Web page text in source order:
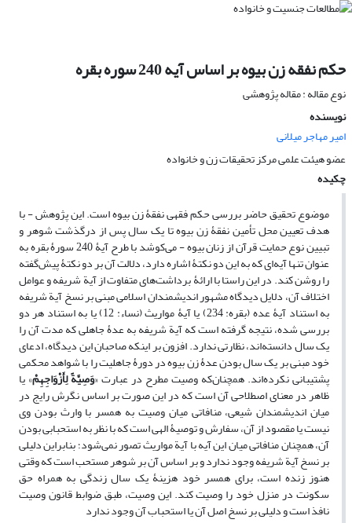
حکم نفقه زن بیوه بر اساس آیه 240 سوره بقره
نوع مقاله : مقاله پژوهشی
نویسنده
امیر مهاجر میلانی
عضو هیئت علمی مرکز تحقیقات زن و خانواده
چکیده
موضوع تحقیق حاضر بررسی حکم فقهی نفقۀ زن بیوه است. این پژوهش - با
هدف تعیین محل تأمین نفقۀ زن بیوه تا یک سال پس از درگذشت شوهر و
تبیین نوع حمایت قرآن از زنان بیوه - می‌کوشد با طرح آیۀ 240 سورۀ بقره به
عنوان تنها آیه‌ای که به این دو نکتۀ اشاره دارد، دلالت آن بر دو نکتۀ پیش‌گفته
را روشن کند. در این راستا با ارائۀ برداشت‌های متفاوت از آیة شریفه و عوامل
اختلاف آن، دلایل دیدگاه مشهور اندیشمندان اسلامی مبنی بر نسخ آیة شریفه
به استناد آیۀ عده (بقره: 234) یا آیۀ مواریث (نساء: 12) یا به استناد هر دو
بررسی شده، نتیجه گرفته است که آیة شریفه به عدۀ جاهلی که مدت آن را
یک سال دانسته‌اند، نظارتی ندارد. افزون بر اینکه صاحبان این دیدگاه، ادعای
خود مبنی بر یک سال بودن عدۀ زن بیوه در دورۀ جاهلیت را با شواهد محکمی
پشتیبانی نکرده‌اند. همچنان‌که وصیت مطرح در عبارت «وَصِیَّةً لِأَزْوَاجِهِمْ» یا
ظاهر در معنای اصطلاحی آن است که در این صورت بر اساس نگرش رایج در
میان اندیشمندان شیعی، منافاتی میان وصیت به همسر با وارث بودن وی
نیست یا مقصود از آن، سفارش و توصیۀ الهی است که با نظر به استحبابی بودن
آن، همچنان منافاتی میان این آیه با آیة مواریث تصور نمی‌شود؛ بنابراین دلیلی
بر نسخ آیة شریفه وجود ندارد و بر اساس آن بر شوهر مستحب است که وقتی
هنوز زنده است، برای همسر خود هزینۀ یک سال زندگی به همراه حق
سکونت در منزل خود را وصیت کند. این وصیت، طبق ضوابط قانون وصیت
نافذ است و دلیلی بر نسخ اصل آن یا استحباب آن وجود ندارد